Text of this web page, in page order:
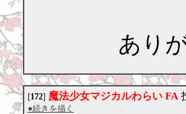
あり
[172] 魔法少女マジカルわらい FA
●続きを描く